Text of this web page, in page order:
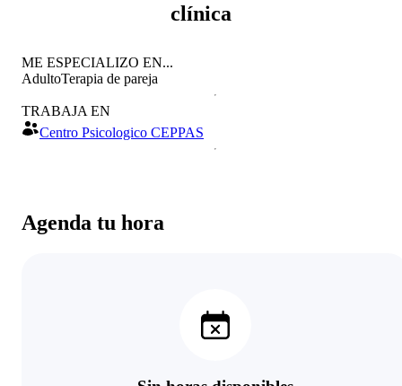
clínica
Agenda tu hora
ME ESPECIALIZO EN...
AdultoTerapia de pareja
TRABAJA EN
Centro Psicologico CEPPAS